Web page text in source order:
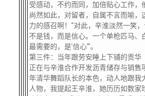
受感动，不约而同，加倍贴心工作，
尚然如此，对留者，自属不言而喻，
力的感召啊！"对此，辛淮淡然一笑，
不是钱，而是信心。一个单枪匹马、
最需要的，是'信心'"。
第三件：当年跟劳安睡上下铺的贡华
正在与辛淮合作开发沥青储存与销售
年清华舞蹈队长的本色，动人地跟我
人物，我提起王辛淮，她历历如数家